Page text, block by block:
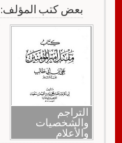
بعض كتب المؤلف:
التراجم
والشخصيات
والأعلام